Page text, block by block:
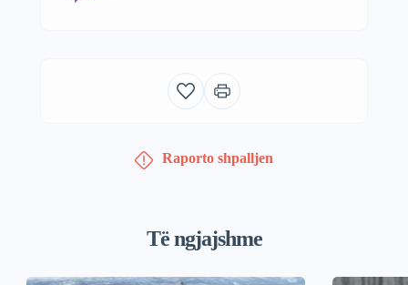
Raporto shpalljen
Të ngjajshme